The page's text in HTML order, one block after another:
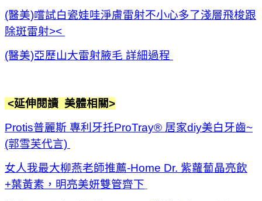
(醫美)嚐試白瓷娃哇淨膚雷射不小心多了淺層飛梭跟
除斑雷射><
(醫美)亞歷山大雷射腋毛 詳細過程
<延伸閱讀 美體相關>
Protis普麗斯 專利牙托ProTray® 居家diy美白牙齒~
(郭雪芙代言)
女人我最大柳燕老師推薦-Home Dr. 紫蘿蔔晶亮飲
+葉黃素，明亮美妍雙管齊下